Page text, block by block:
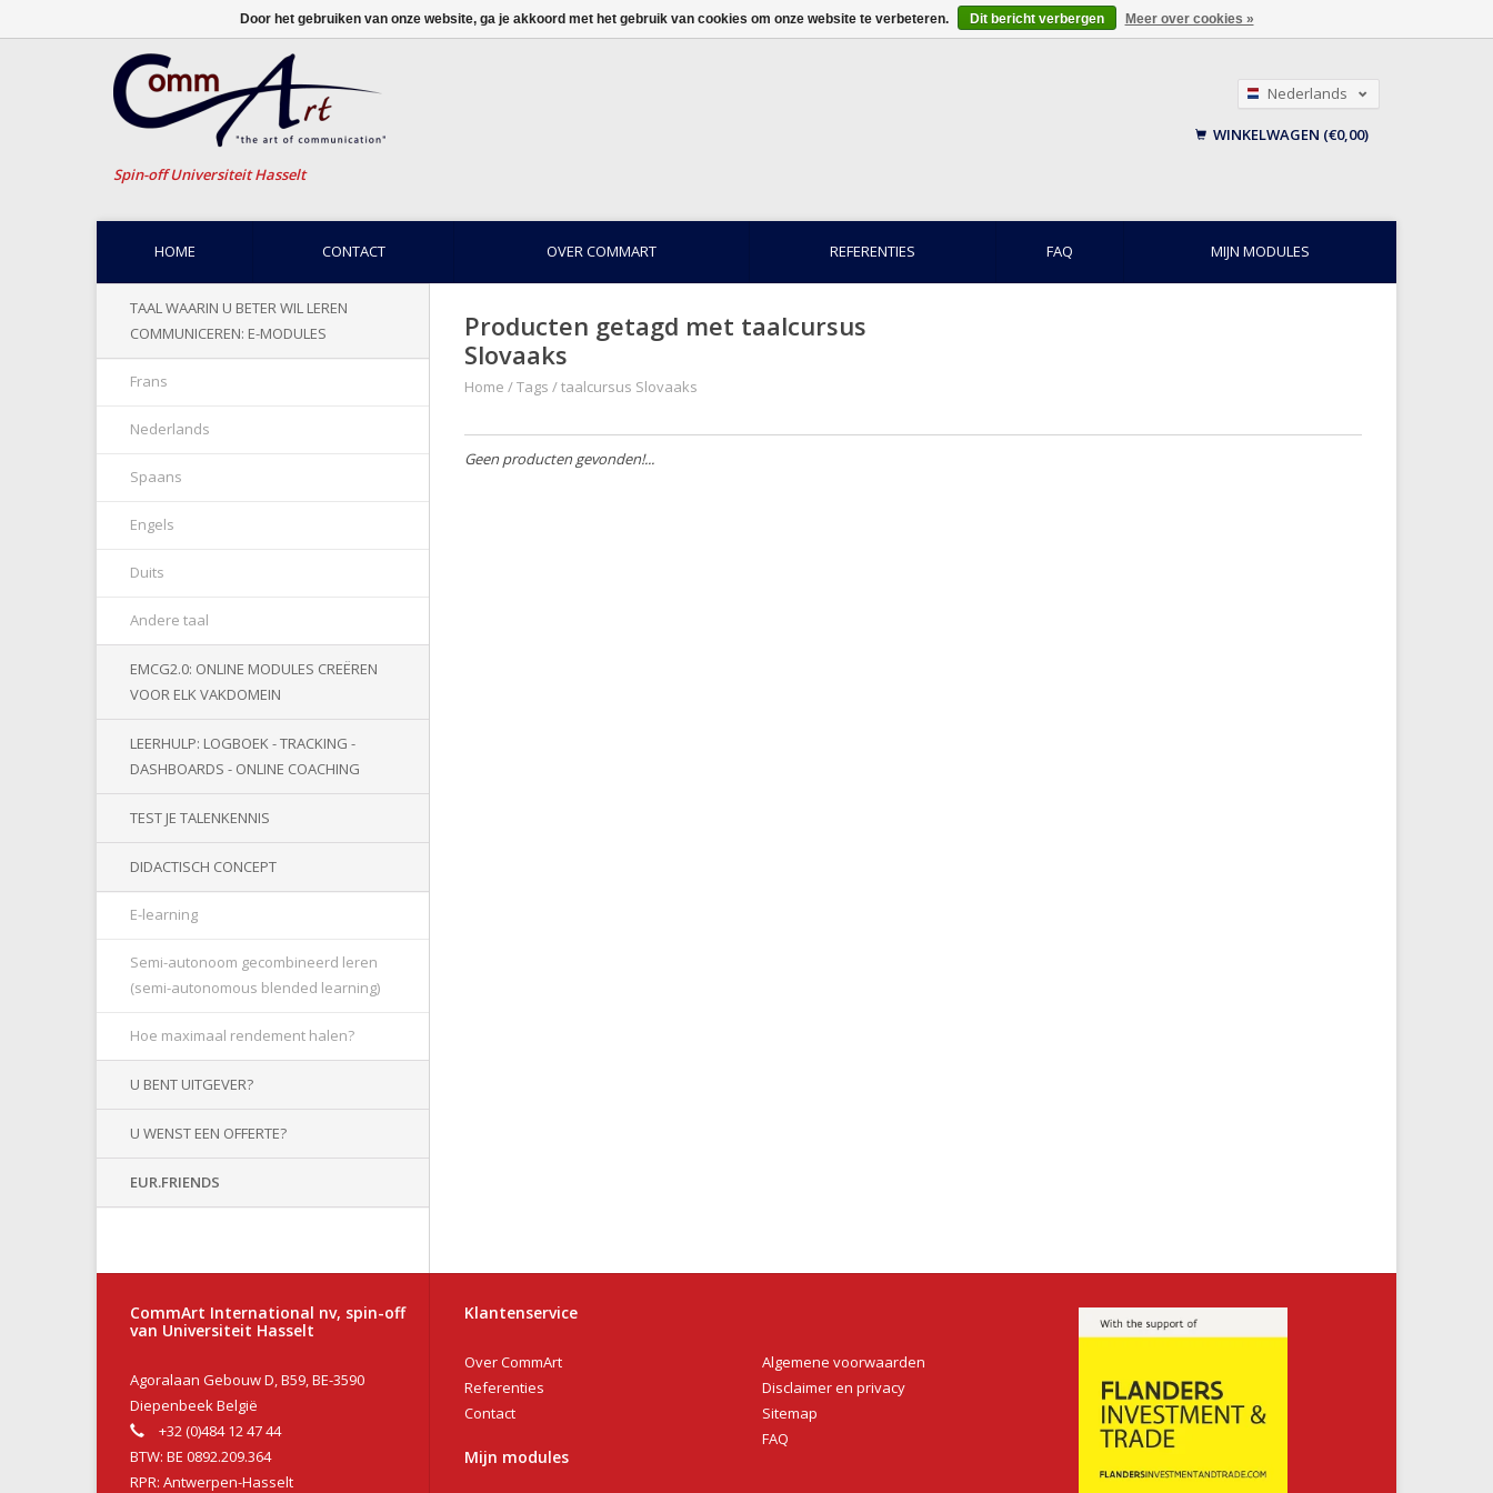
Spin-off Universiteit Hasselt
Nederlands
Français
WINKELWAGEN (€0,00)
HOME CONTACT OVER COMMART REFERENTIES FAQ MIJN MODULES
TAAL WAARIN U BETER WIL LEREN
COMMUNICEREN: E-MODULES
Frans
Nederlands
Spaans
Engels
Duits
Andere taal
EMCG2.0: ONLINE MODULES CREËREN
VOOR ELK VAKDOMEIN
LEERHULP: LOGBOEK - TRACKING -
DASHBOARDS - ONLINE COACHING
TEST JE TALENKENNIS
DIDACTISCH CONCEPT
E-learning
Semi-autonoom gecombineerd leren
(semi-autonomous blended learning)
Hoe maximaal rendement halen?
U BENT UITGEVER?
U WENST EEN OFFERTE?
EUR.FRIENDS
Producten getagd met taalcursus
Slovaaks
Home /Tags /taalcursus Slovaaks
Geen producten gevonden!...
CommArt International nv, spin-off
van Universiteit Hasselt
Agoralaan Gebouw D, B59, BE-3590
Diepenbeek België
+32 (0)484 12 47 44
BTW: BE 0892.209.364
RPR: Antwerpen-Hasselt
Klantenservice
Over CommArt
Referenties
Contact
Mijn modules
Algemene voorwaarden
Disclaimer en privacy
Sitemap
FAQ
Door het gebruiken van onze website, ga je akkoord met het gebruik van cookies om onze website te verbeteren. Dit bericht verbergen Meer over cookies »